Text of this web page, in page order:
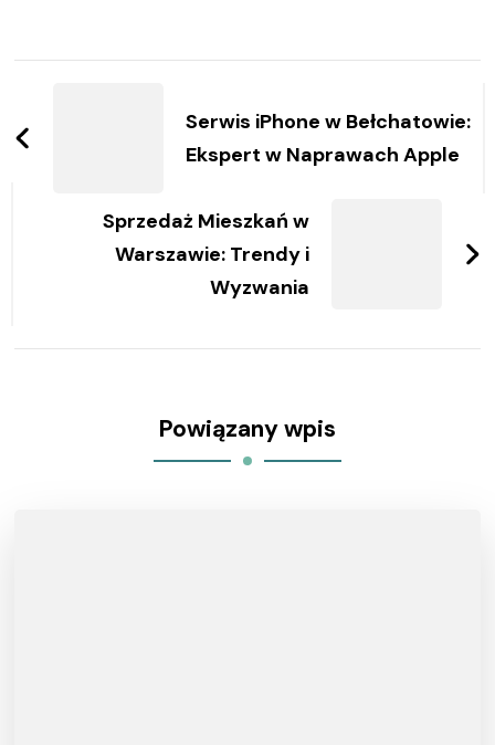
wpisy
Serwis iPhone w Bełchatowie:
Ekspert w Naprawach Apple
Sprzedaż Mieszkań w
Warszawie: Trendy i
Wyzwania
Powiązany wpis